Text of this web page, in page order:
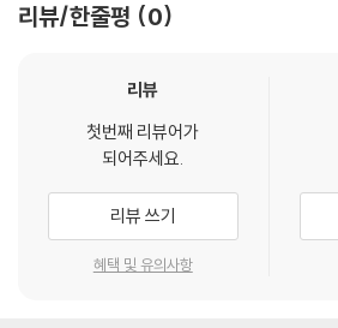
리뷰/한줄평 0
리뷰
첫번째 리뷰어가
되어주세요.
리뷰 쓰기
혜택 및 유의사항